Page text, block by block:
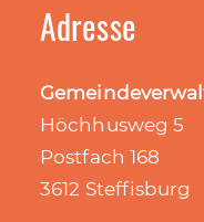
Adresse
Höchhusweg 5
Postfach 168
3612 Steffisburg